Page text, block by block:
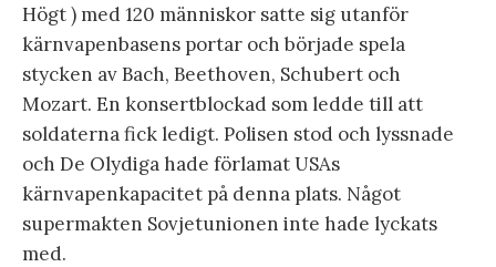
Högt ) med 120 människor satte sig utanför
kärnvapenbasens portar och började spela
stycken av Bach, Beethoven, Schubert och
Mozart. En konsertblockad som ledde till att
soldaterna fick ledigt. Polisen stod och lyssnade
och De Olydiga hade förlamat USAs
kärnvapenkapacitet på denna plats. Något
supermakten Sovjetunionen inte hade lyckats
med.